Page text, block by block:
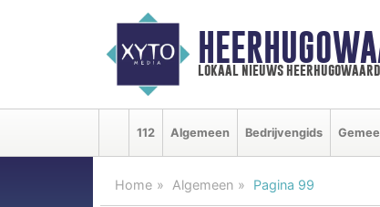
lokaal nieuws
112 Algemeen Bedrijvengids
Home Algemeen Pagina 99